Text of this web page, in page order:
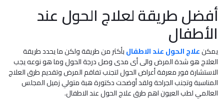
أفضل طريقة لعلاج الحول عند
الأطفال
يمكنعلاج الحول عند الاطفالبأكثر من طريقة ولكن ما يحدد طريقة
العلاج هو شدة المرض والى أى مدى وصل درجة الحول وما هو نوعه يجب
الاستشارة فور معرفة أعراض الحول لتجنب تفاقم المرض وتقديم طرق العلاج
المناسبة وتجنب الجراحة ولقد أوضحت دكتورة هبة متولي زميل المجلس
العالمي لطب العيون اهم طرق علاج الحول عند الاطفال.